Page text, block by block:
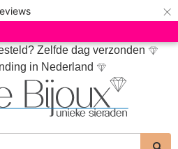
×
Zelfde dag verzonden
in Nederland